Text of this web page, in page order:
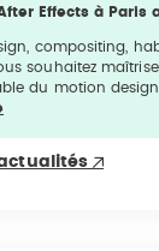
Effects à Paris
compositing,
souhaitez
du motion design,
actualités